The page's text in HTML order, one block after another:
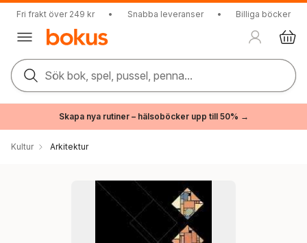
Fri frakt över 249 kr • Snabba leveranser • Billiga böcker
Sök bok, spel, pussel, penna...
Skapa nya rutiner – hälsoböcker upp till 50% →
Kultur Arkitektur